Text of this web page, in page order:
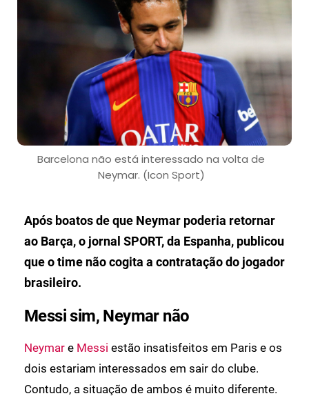
Barcelona não está interessado na volta de
Neymar. (Icon Sport)
Após boatos de que Neymar poderia retornar
ao Barça, o jornal SPORT, da Espanha, publicou
que o time não cogita a contratação do jogador
brasileiro.
Messi sim, Neymar não
Neymar e Messi estão insatisfeitos em Paris e os
dois estariam interessados em sair do clube.
Contudo, a situação de ambos é muito diferente.